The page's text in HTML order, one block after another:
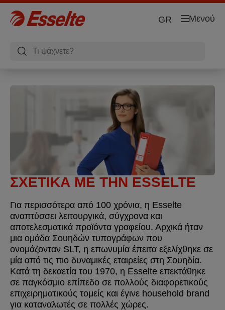
Μενού
GR
ΣΧΕΤΙΚΑ ΜΕ ΤΗΝ ESSELTE
Για περισσότερα από 100 χρόνια, η Esselte
αναπτύσσει λειτουργικά, σύγχρονα και
αποτελεσματικά προϊόντα γραφείου. Αρχικά ήταν
μια ομάδα Σουηδών τυπογράφων που
ονομάζονταν SLT, η επωνυμία έπειτα εξελίχθηκε σε
μία από τις πιο δυναμικές εταιρείες στη Σουηδία.
Κατά τη δεκαετία του 1970, η Esselte επεκτάθηκε
σε παγκόσμιο επίπεδο σε πολλούς διαφορετικούς
επιχειρηματικούς τομείς και έγινε household brand
για καταναλωτές σε πολλές χώρες.